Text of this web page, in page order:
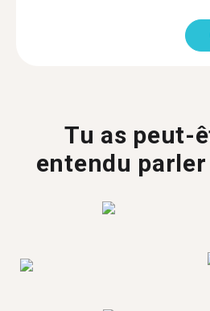
Tu as peut-
entendu